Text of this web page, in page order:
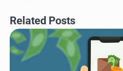
Related Posts